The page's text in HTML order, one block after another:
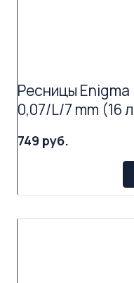
Ресницы
0,07/L/7 mm (16
749 руб.